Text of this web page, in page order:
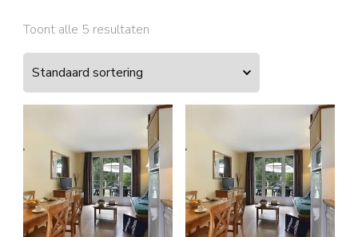
Toont alle 5 resultaten